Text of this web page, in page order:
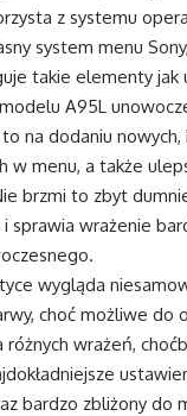
z systemu
system menu
takie elementy jak
A95L
na dodaniu
w menu, a także
brzmi to zbyt
sprawia wrażenie
wygląda
choć możliwe do
wrażeń,
bardzo zbliżony do